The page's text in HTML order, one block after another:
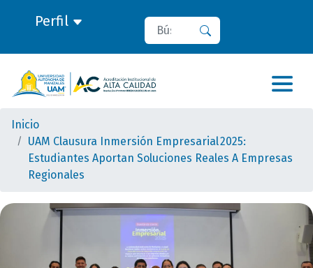
Perfil Buscar
Inicio
UAM Clausura Inmersión Empresarial 2025:
Estudiantes Aportan Soluciones Reales A Empresas
Regionales